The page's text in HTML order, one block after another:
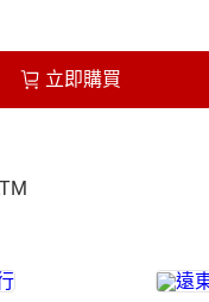
立即購買